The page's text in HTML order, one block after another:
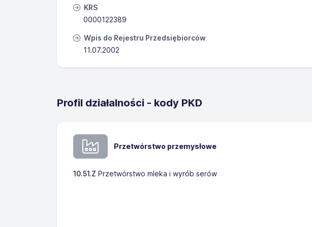
KRS
0000122389
Wpis do Rejestru Przedsiębiorców
11.07.2002
Profil działalności - kody PKD
Przetwórstwo przemysłowe
10.51.Z Przetwórstwo mleka i wyrób serów